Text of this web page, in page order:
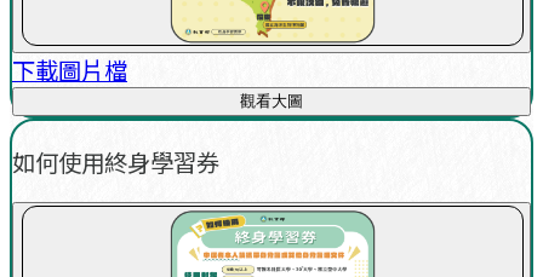
下載圖片檔
觀看大圖
如何使用終身學習券